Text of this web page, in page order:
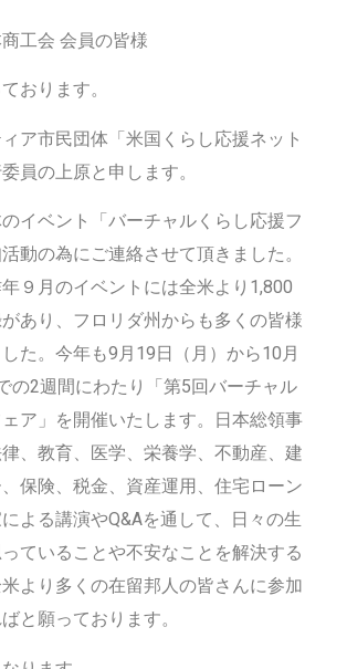
工会 会員の皆様
おります。
ア市民団体「米国くらし応援ネット
員の上原と申します。
イベント「バーチャルくらし応援フ
動の為にご連絡させて頂きました。
９月のイベントには全米より1,800
あり、フロリダ州からも多くの皆様
た。今年も9月19日（月）から10月
の2週間にわたり「第5回バーチャル
ア」を開催いたします。日本総領事
、教育、医学、栄養学、不動産、建
保険、税金、資産運用、住宅ローン
よる講演やQ&Aを通して、日々の生
ていることや不安なことを解決する
より多くの在留邦人の皆さんに参加
と願っております。